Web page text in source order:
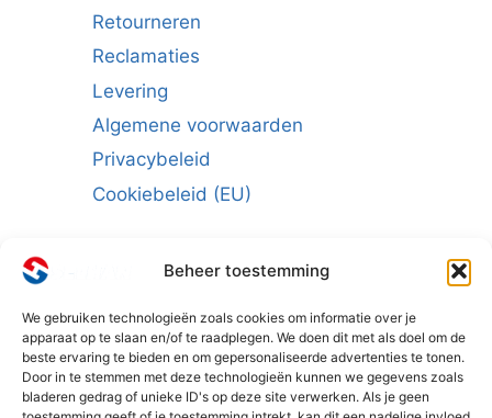
Beheer toestemming
We gebruiken technologieën zoals cookies om informatie over je
apparaat op te slaan en/of te raadplegen. We doen dit met als doel om de
beste ervaring te bieden en om gepersonaliseerde advertenties te tonen.
Door in te stemmen met deze technologieën kunnen we gegevens zoals
bladeren gedrag of unieke ID's op deze site verwerken. Als je geen
Retourneren
Reclamaties
Levering
Algemene voorwaarden
Privacybeleid
Cookiebeleid (EU)
Schrijf u in voor de nieuwsbrief:
E-mailadres*